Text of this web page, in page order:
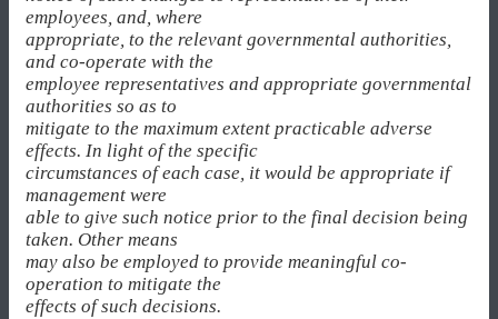
employees, and, where
appropriate, to the relevant governmental authorities,
and co-operate with the
employee representatives and appropriate governmental
authorities so as to
mitigate to the maximum extent practicable adverse
effects. In light of the specific
circumstances of each case, it would be appropriate if
management were
able to give such notice prior to the final decision being
taken. Other means
may also be employed to provide meaningful co-
operation to mitigate the
effects of such decisions.